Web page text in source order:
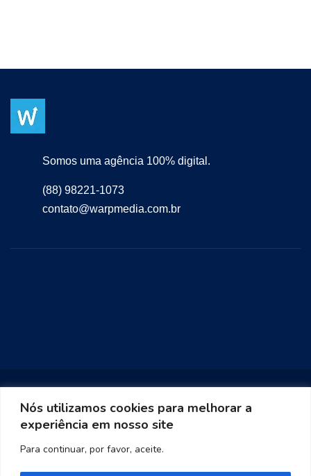
Nós utilizamos cookies para melhorar a
experiência em nosso site
Para continuar, por favor, aceite.
Somos uma agência 100% digital.
(88) 98221-1073
contato@warpmedia.com.br